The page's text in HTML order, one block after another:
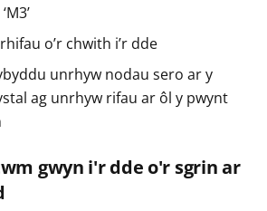
o’r chwith i’r dde
unrhyw nodau sero ar y
ag unrhyw rifau ar ôl y pwynt
gwyn i'r dde o'r sgrin ar